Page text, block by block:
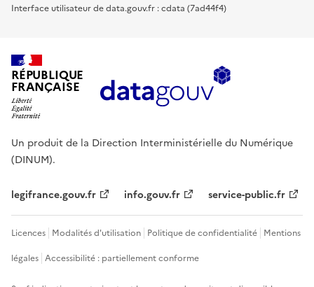
Interface utilisateur de data.gouv.fr : cdata (7ad44f4)
RÉPUBLIQUE
FRANÇAISE
Un produit de la Direction Interministérielle du Numérique
(DINUM).
legifrance.gouv.fr info.gouv.fr service-public.fr
Licences Modalités d'utilisation Politique de confidentialité Mentions
légales Accessibilité : partiellement conforme